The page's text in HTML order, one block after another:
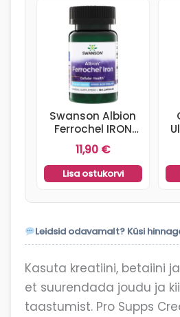
Swanson Albion
Ferrochel IRON
18mg 180 kaps.
11,90 €
Lisa ostukorvi
Leidsid odavamalt? Küsi
Kasuta kreatiini, betaiini
et suurendada joudu ja
taastumist. Pro Supps